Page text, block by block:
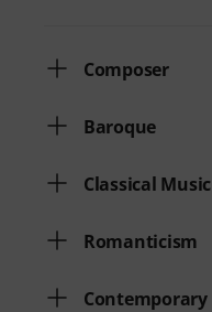
Composer
Baroque
Classical Music
Romanticism
Contemporary